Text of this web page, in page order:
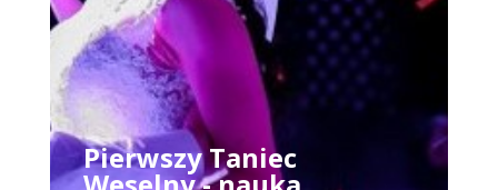
Pierwszy Taniec